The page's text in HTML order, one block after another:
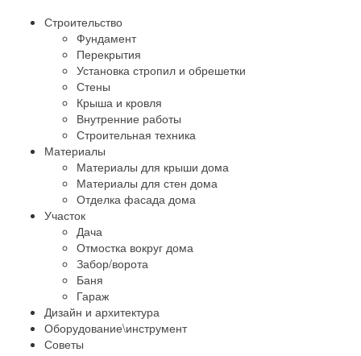
Строительство
Фундамент
Перекрытия
Установка стропил и обрешетки
Стены
Крыша и кровля
Внутренние работы
Строительная техника
Материалы
Материалы для крыши дома
Материалы для стен дома
Отделка фасада дома
Участок
Дача
Отмостка вокруг дома
Забор/ворота
Баня
Гараж
Дизайн и архитектура
Оборудование\инструмент
Советы